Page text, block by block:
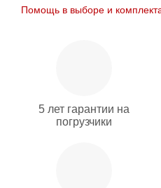
Помощь в выборе и
5 лет гарантии на
погрузчики